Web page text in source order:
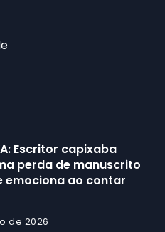
Escritor capixaba
perda de manuscrito
emociona ao contar
de 2026